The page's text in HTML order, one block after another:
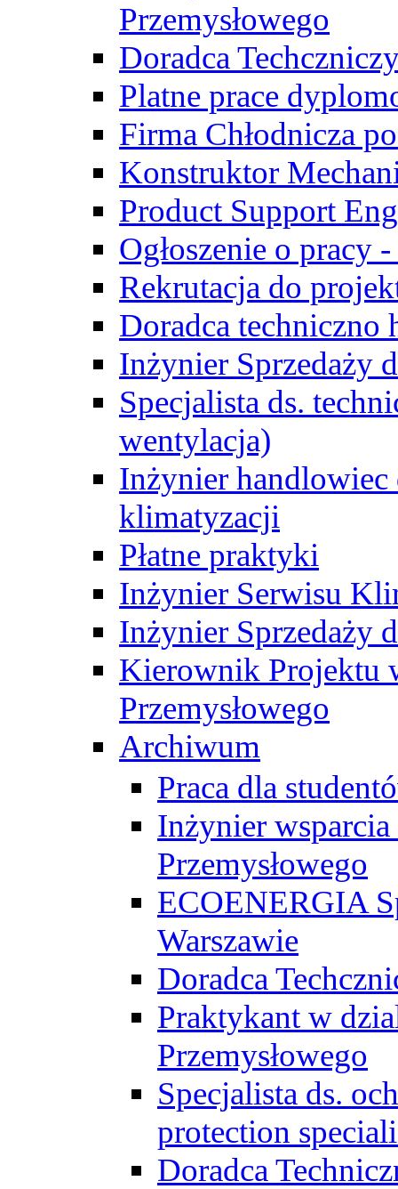
Przemysłowego
Doradca
Platne prace
Firma Chłodnicza
Konstruktor
Product Support
Ogłoszenie o pracy
Rekrutacja do
Doradca techniczno
Inżynier Sprzedaży
Specjalista ds.
wentylacja)
Inżynier handlowiec
klimatyzacji
Płatne praktyki
Inżynier Serwisu
Inżynier Sprzedaży
Kierownik Projektu
Przemysłowego
Archiwum
Praca dla
Inżynier wsparcia
Przemysłowego
ECOENERGIA
Warszawie
Doradca
Praktykant w
Przemysłowego
Specjalista ds.
protection
Doradca